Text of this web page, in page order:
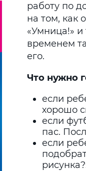
работу по
на том, как
«Умница!» и
временем
его.
Что нужно
если
хорошо
если
пас.
если